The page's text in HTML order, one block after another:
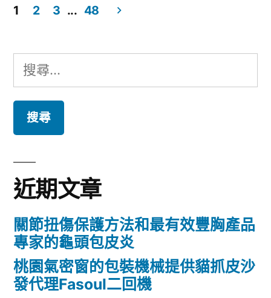
然
油〉
視
腎
養
氣
茶
優
導
1 2 3 ... 48
搜
尋
鍵
字:
近期文章
關節扭傷保護方法和最有效豐胸產品
專家的龜頭包皮炎
桃園氣密窗的包裝機械提供貓抓皮沙
發代理Fasoul二回機